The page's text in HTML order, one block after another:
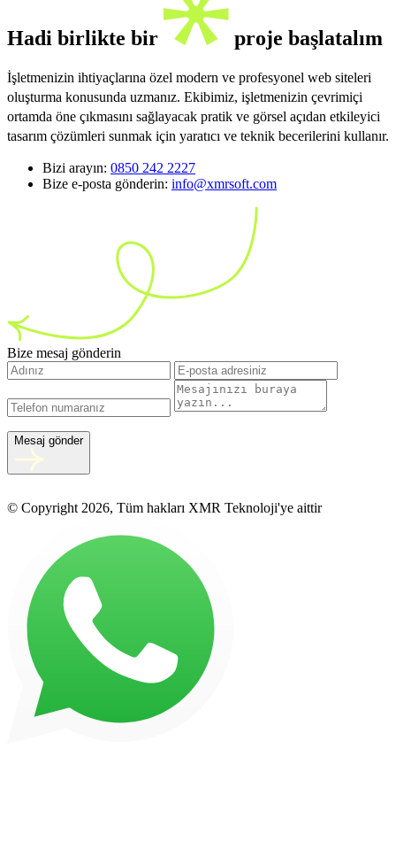
Hadi birlikte bir proje başlatalım
İşletmenizin ihtiyaçlarına özel modern ve profesyonel web siteleri
oluşturma konusunda uzmanız. Ekibimiz, işletmenizin çevrimiçi
ortamda öne çıkmasını sağlayacak pratik ve görsel açıdan etkileyici
tasarım çözümleri sunmak için yaratıcı ve teknik becerilerini kullanır.
Bizi arayın: 0850 242 2227
Bize e-posta gönderin: info@xmrsoft.com
Bize mesaj gönderin
Mesaj gönder
© Copyright 2026, Tüm hakları XMR Teknoloji'ye aittir